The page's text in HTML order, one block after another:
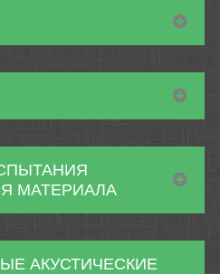
МАТЕРИАЛА
АКУСТИЧЕСКИЕ